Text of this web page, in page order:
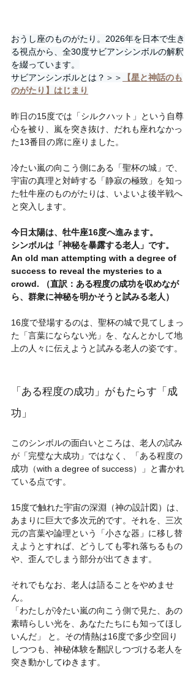
おうし座のものがたり。2026年を日本で生き
る視点から、全30度サビアンシンボルの解釈
を綴っています。
サビアンシンボルとは？＞＞
【星と神話のも
のがたり】はじまり
昨日の15度では「シルクハット」という自尊
心を被り、嵐を突き抜け、だれも座れなかっ
た13番目の席に座りました。
冷たい嵐の向こう側にある「聖杯の城」で、
宇宙の真理と対峙する「静寂の極致」を知っ
た牡牛座のものがたりは、いよいよ後半戦へ
と突入します。
今日太陽は、牡牛座16度へ進みます。
シンボルは「神秘を暴露する老人」です。
An old man attempting with a degree of
success to reveal the mysteries to a
crowd. （直訳：ある程度の成功を収めなが
ら、群衆に神秘を明かそうと試みる老人）
16度で登場するのは、聖杯の城で見てしまっ
た「言葉にならない光」を、なんとかして地
上の人々に伝えようと試みる老人の姿です。
「ある程度の成功」がもたらす「成
功」
このシンボルの面白いところは、老人の試み
が「完璧な大成功」ではなく、「ある程度の
成功（with a degree of success）」と書かれ
ている点です。
15度で触れた宇宙の深淵（神の設計図）は、
あまりに巨大で多次元的です。それを、三次
元の言葉や論理という「小さな器」に移し替
えようとすれば、どうしても零れ落ちるもの
や、歪んでしまう部分が出てきます。
それでもなお、老人は語ることをやめませ
ん。
「わたしが冷たい嵐の向こう側で見た、あの
素晴らしい光を、あなたたちにも知ってほし
いんだ」 と。その情熱は16度で多少空回り
しつつも、神秘体験を翻訳しつづける老人を
突き動かしてゆきます。